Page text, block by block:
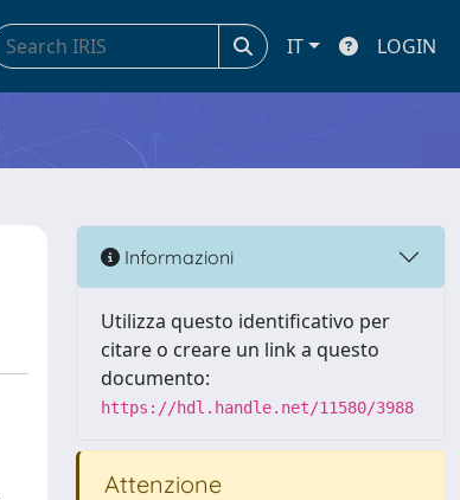
IT LOGIN
Informazioni
Utilizza questo identificativo per
citare o creare un link a questo
documento:
https://hdl.handle.net/11580/3988
Attenzione